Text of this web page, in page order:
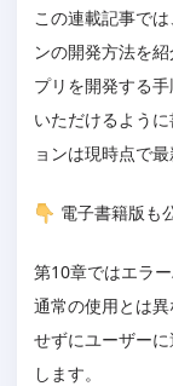
ルートモ
権限がないコ
abort 関数
リレーション
エラー画面を
403
連載記事
この連載記事で
ンの開発方法を
プリを開発する
いただけるよう
ョンは現時点で最
電子書籍版も
第10章ではエラ
通常の使用とは
せずにユーザー
します。